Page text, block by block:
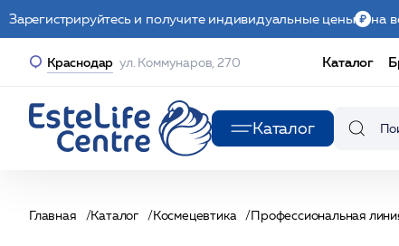
Зарегистрируйтесь и получите индивидуальные цены на
Краснодар ул. Коммунаров, 270 Каталог
Каталог
Главная Каталог Космецевтика Профессиональная